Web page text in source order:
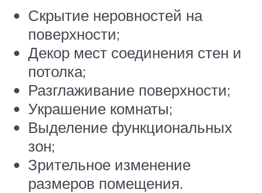
Скрытие неровностей на
поверхности;
Декор мест соединения стен и
потолка;
Разглаживание поверхности;
Украшение комнаты;
Выделение функциональных
зон;
Зрительное изменение
размеров помещения.